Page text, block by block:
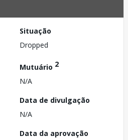
Situação
Dropped
Mutuário 2
N/A
Data de divulgação
N/A
Data da aprovação